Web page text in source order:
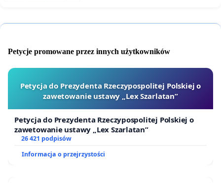
Petycje promowane przez innych użytkowników
Petycja do Prezydenta Rzeczypospolitej Polskiej o
zawetowanie ustawy „Lex Szarlatan”
Petycja do Prezydenta Rzeczypospolitej Polskiej o
zawetowanie ustawy „Lex Szarlatan”
26 421 podpisów
Informacja o przejrzystości